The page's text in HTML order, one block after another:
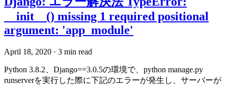
__init__() missing 1 required positional
argument: 'app_module'
April 18, 2020 · 3 min read
Python 3.8.2、Django==3.0.5の環境で、python manage.py
runserverを実行した際に下記のエラーが発生し、サーバーが